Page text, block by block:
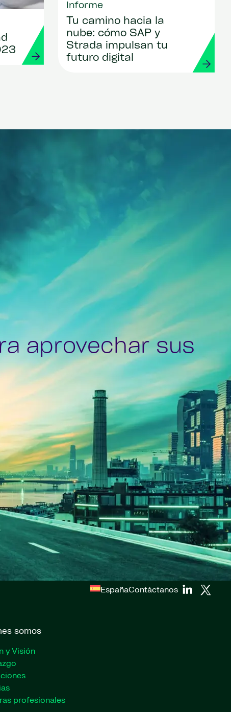
Informe
Tu camino hacia la
nube: cómo SAP y
Strada impulsan tu
futuro digital
aprovechar sus
EspañaContáctanos
somos
y Visión
profesionales